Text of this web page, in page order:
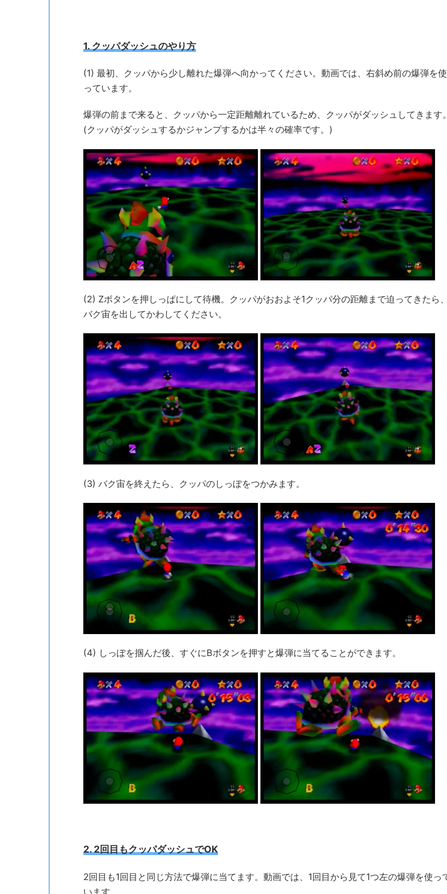
1. クッパダッシュのやり方
(1) 最初、クッパから少し離れた爆弾へ向かってください。動画では、右斜め前の爆弾を使
っています。
爆弾の前まで来ると、クッパから一定距離離れているため、クッパがダッシュしてきます
(クッパがダッシュするかジャンプするかは半々の確率です。)
(2) Zボタンを押しっぱにして待機。クッパがおおよそ1クッパ分の距離まで迫ってきたら
バク宙を出してかわしてください。
(3) バク宙を終えたら、クッパのしっぽをつかみます。
(4) しっぽを掴んだ後、すぐにBボタンを押すと爆弾に当てることができます。
2. 2回目もクッパダッシュでOK
2回目も1回目と同じ方法で爆弾に当てます。動画では、1回目から見て1つ左の爆弾を使っ
います。